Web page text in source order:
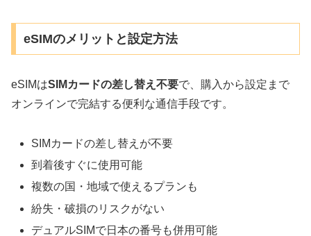
eSIMのメリットと設定方法
eSIMはSIMカードの差し替え不要で、購入から設定まで
オンラインで完結する便利な通信手段です。
SIMカードの差し替えが不要
到着後すぐに使用可能
複数の国・地域で使えるプランも
紛失・破損のリスクがない
デュアルSIMで日本の番号も併用可能